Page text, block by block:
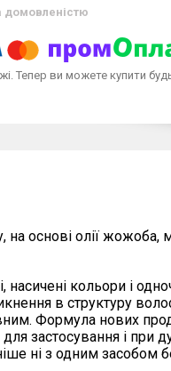
домовленістю
Тепер ви можете купити
основі олії жожоба,
насичені кольори і
в структуру
Формула нових
застосування і при
ні з одним засобом